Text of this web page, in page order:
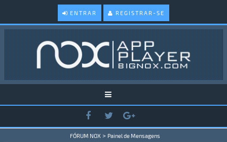
ENTRAR REGISTRAR-SE
FÓRUM NOX > Painel de Mensagens